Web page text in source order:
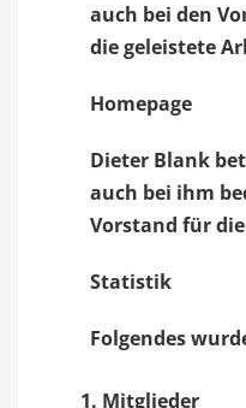
auch bei den
die geleistete
Homepage
Dieter Blank
auch bei ihm
Vorstand für
Statistik
Folgendes
Mitglieder